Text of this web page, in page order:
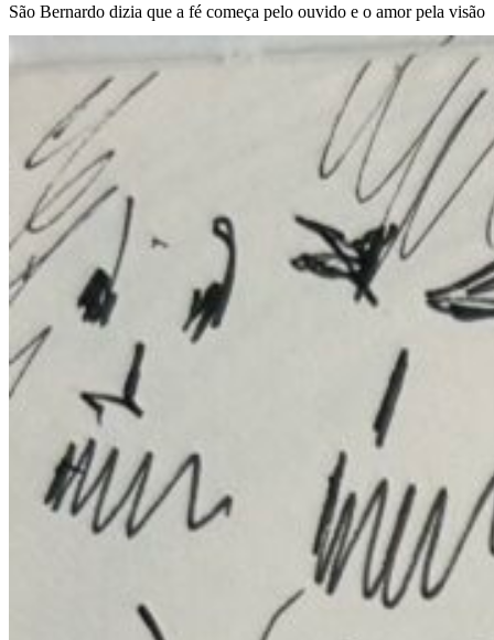
São Bernardo dizia que a fé começa pelo ouvido e o amor pela visão